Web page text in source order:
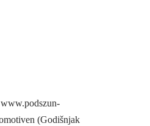
(Godišnjak